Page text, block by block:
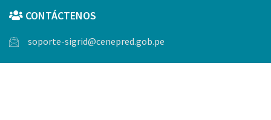
CONTÁCTENOS
soporte-sigrid@cenepred.gob.pe